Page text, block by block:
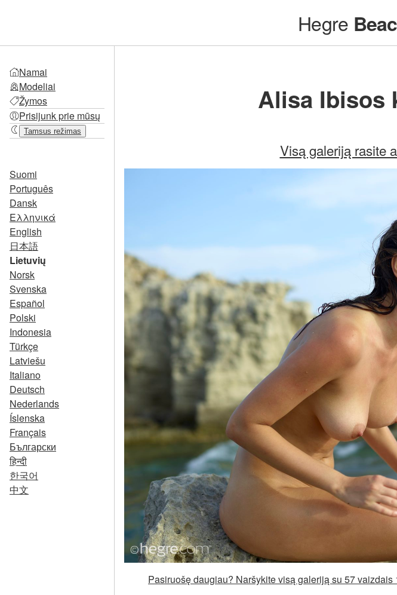
Hegre
Namai
Modeliai
Žymos
Prisijunk prie mūsų
Tamsus režimas
Suomi
Português
Dansk
Ελληνικά
English
日本語
Lietuvių
Norsk
Svenska
Español
Polski
Indonesia
Türkçe
Latviešu
Italiano
Deutsch
Nederlands
Íslenska
Français
Български
हिन्दी
한국어
中文
Alisa Ibisos
Visą galeriją rasite
Pasiruošę daugiau? Naršykite visą galeriją su 57